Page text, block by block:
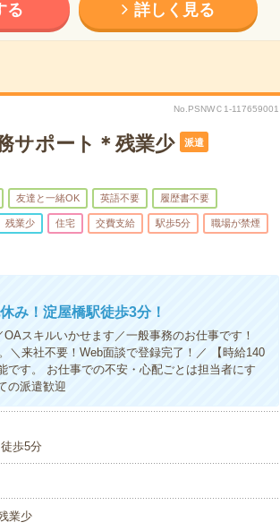
る 詳しく見る
No.PSNWＣ1-117659001
サポート＊残業少 派遣
友達と一緒OK 英語不要 履歴書不要
残業少 住宅 交費支給 駅歩5分 職場が禁煙
み！淀屋橋駅徒歩3分！
スキルいかせます／一般事務のお仕事です！
＼来社不要！Web面談で登録完了！／ 【時給140
す。 お仕事での不安・心配ごとは担当者にす
の派遣歓迎
歩5分
業少